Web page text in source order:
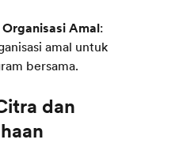
Amal:
amal untuk
bersama.
dan